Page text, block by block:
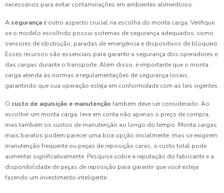
necessários para evitar contaminações em ambientes alimentícios.
A segurança é outro aspecto crucial na escolha do monta carga. Verifique
se o modelo escolhido possui sistemas de segurança adequados, como
sensores de obstrução, paradas de emergência e dispositivos de bloqueio.
Esses recursos são essenciais para garantir a segurança dos operadores e
das cargas durante o transporte. Além disso, é importante que o monta
carga atenda às normas e regulamentações de segurança locais,
garantindo que sua operação esteja em conformidade com as leis vigentes.
O custo de aquisição e manutenção também deve ser considerado. Ao
escolher um monta carga, leve em conta não apenas o preço de compra,
mas também os custos de manutenção ao longo do tempo. Monta cargas
mais baratos podem parecer uma boa opção inicialmente, mas se exigirem
manutenção frequente ou peças de reposição caras, o custo total pode
aumentar significativamente. Pesquise sobre a reputação do fabricante e a
disponibilidade de peças de reposição para garantir que você esteja
fazendo um investimento inteligente.